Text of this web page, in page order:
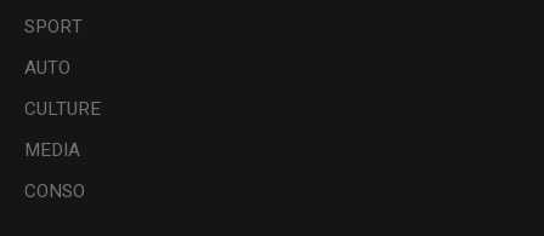
SPORT
AUTO
CULTURE
MEDIA
CONSO